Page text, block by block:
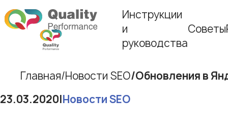
Инструкции
и
руководства
Советы
Главная Новости SEO Обновления в
23.03.2020|Новости SEO